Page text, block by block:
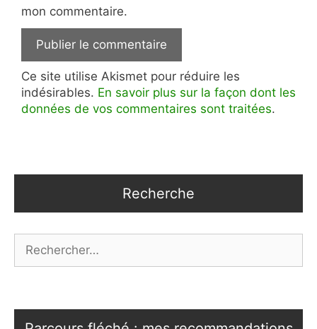
mon commentaire.
Ce site utilise Akismet pour réduire les
indésirables. En savoir plus sur la façon dont les
données de vos commentaires sont traitées.
Recherche